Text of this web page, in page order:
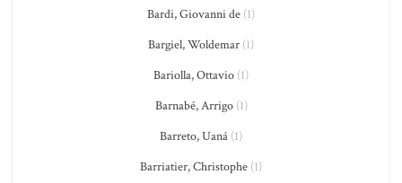
Bardi, Giovanni de (1)
Bargiel, Woldemar (1)
Bariolla, Ottavio (1)
Barnabé, Arrigo(1)
Barreto, Uaná (1)
Barriatier, Christophe (1)